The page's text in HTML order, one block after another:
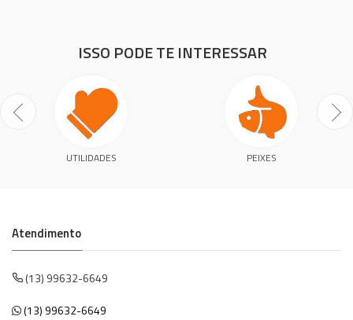
ISSO PODE TE INTERESSAR
UTILIDADES PEIXES
Atendimento
(13) 99632-6649
(13) 99632-6649